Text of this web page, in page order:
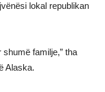
lokal republikan
familje,” tha
Alaska.